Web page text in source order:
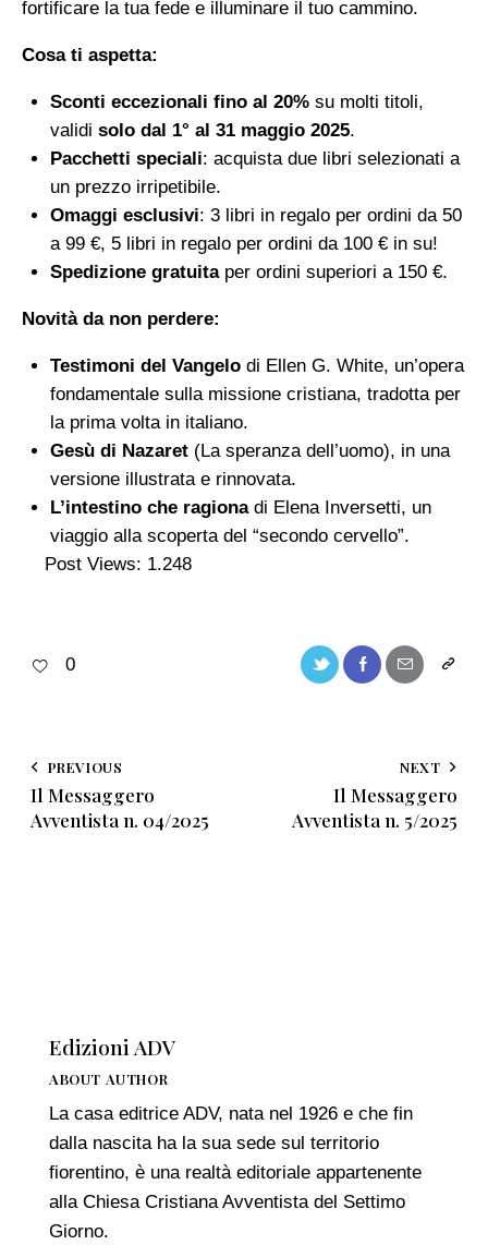
fortificare la tua fede e illuminare il tuo cammino.
Cosa ti aspetta:
Sconti eccezionali fino al 20%su molti titoli,
validi solo dal 1° al 31 maggio 2025.
Pacchetti speciali: acquista due libri selezionati a
un prezzo irripetibile.
Omaggi esclusivi: 3 libri in regalo per ordini da 50
a 99 €, 5 libri in regalo per ordini da 100 € in su!
Spedizione gratuitaper ordini superiori a 150 €.
Novità da non perdere:
Testimoni del Vangelodi Ellen G. White, un’opera
fondamentale sulla missione cristiana, tradotta per
la prima volta in italiano.
Gesù di Nazaret(La speranza dell’uomo), in una
versione illustrata e rinnovata.
L’intestino che ragionadi Elena Inversetti, un
viaggio alla scoperta del “secondo cervello”.
Post Views: 1.248
0
PREVIOUS
Il Messaggero
Avventista n. 04/2025
NEXT
Il Messaggero
Avventista n. 5/2025
Edizioni ADV
ABOUT AUTHOR
La casa editrice ADV, nata nel 1926 e che fin
dalla nascita ha la sua sede sul territorio
fiorentino, è una realtà editoriale appartenente
alla Chiesa Cristiana Avventista del Settimo
Giorno.